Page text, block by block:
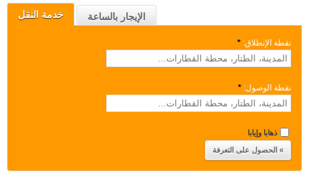
خدمة النقل الإيجار بالساعة
نقطة الإنطلاق: *
نقطة الوصول: *
ذهابا وإيابا